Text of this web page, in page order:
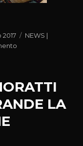
2017 Categorie
NEWS |
‘TRAME
A
LA